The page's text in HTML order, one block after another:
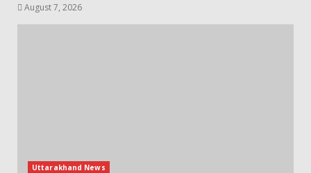
August 7, 2026
Uttarakhand News